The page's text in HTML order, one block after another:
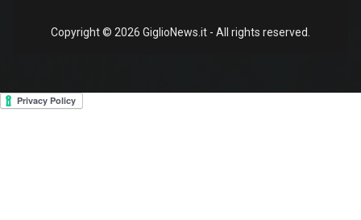
Copyright © 2026 GiglioNews.it - All rights reserved.